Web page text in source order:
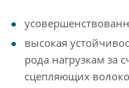
высокая
рода нагрузкам за
сцепляющих